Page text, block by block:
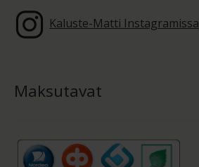
Kaluste-Matti Instagramissa
Maksutavat